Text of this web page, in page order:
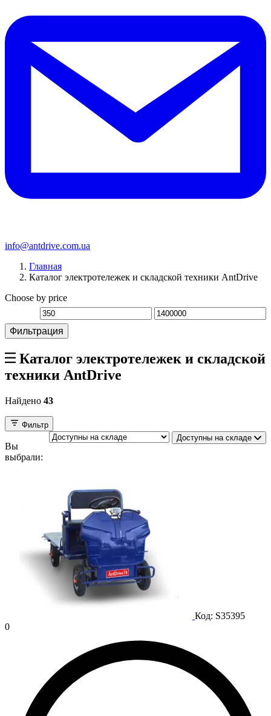
info@antdrive.com.ua
Главная
Каталог электротележек и складской техники AntDrive
Choose by price
Фильтрация
Каталог электротележек и складской
техники AntDrive
Найдено 43
Фильтр
Доступны на складе
Вы
выбрали:
Код: S35395
0